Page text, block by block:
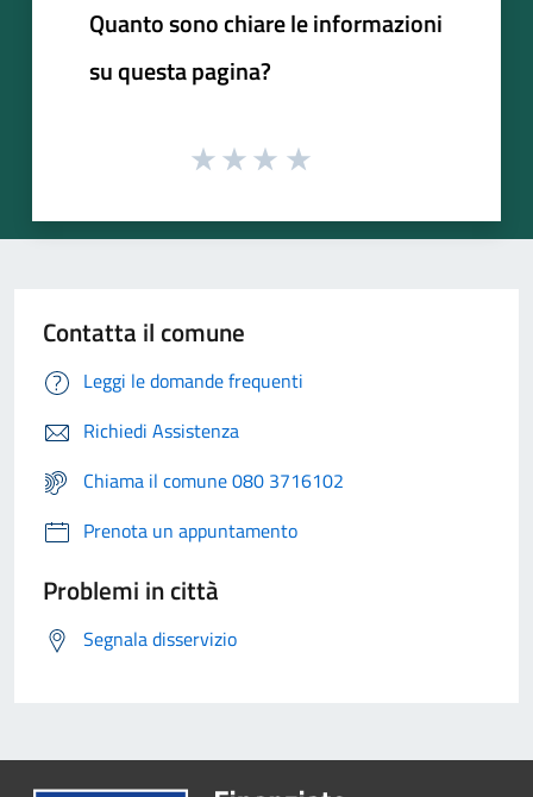
Quanto sono chiare le informazioni
su questa pagina?
Contatta il comune
Leggi le domande frequenti
Richiedi Assistenza
Chiama il comune 080 3716102
Prenota un appuntamento
Problemi in città
Segnala disservizio